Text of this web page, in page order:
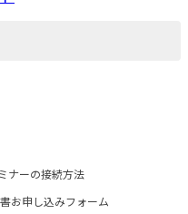
ナーの接続方法
お申し込みフォーム